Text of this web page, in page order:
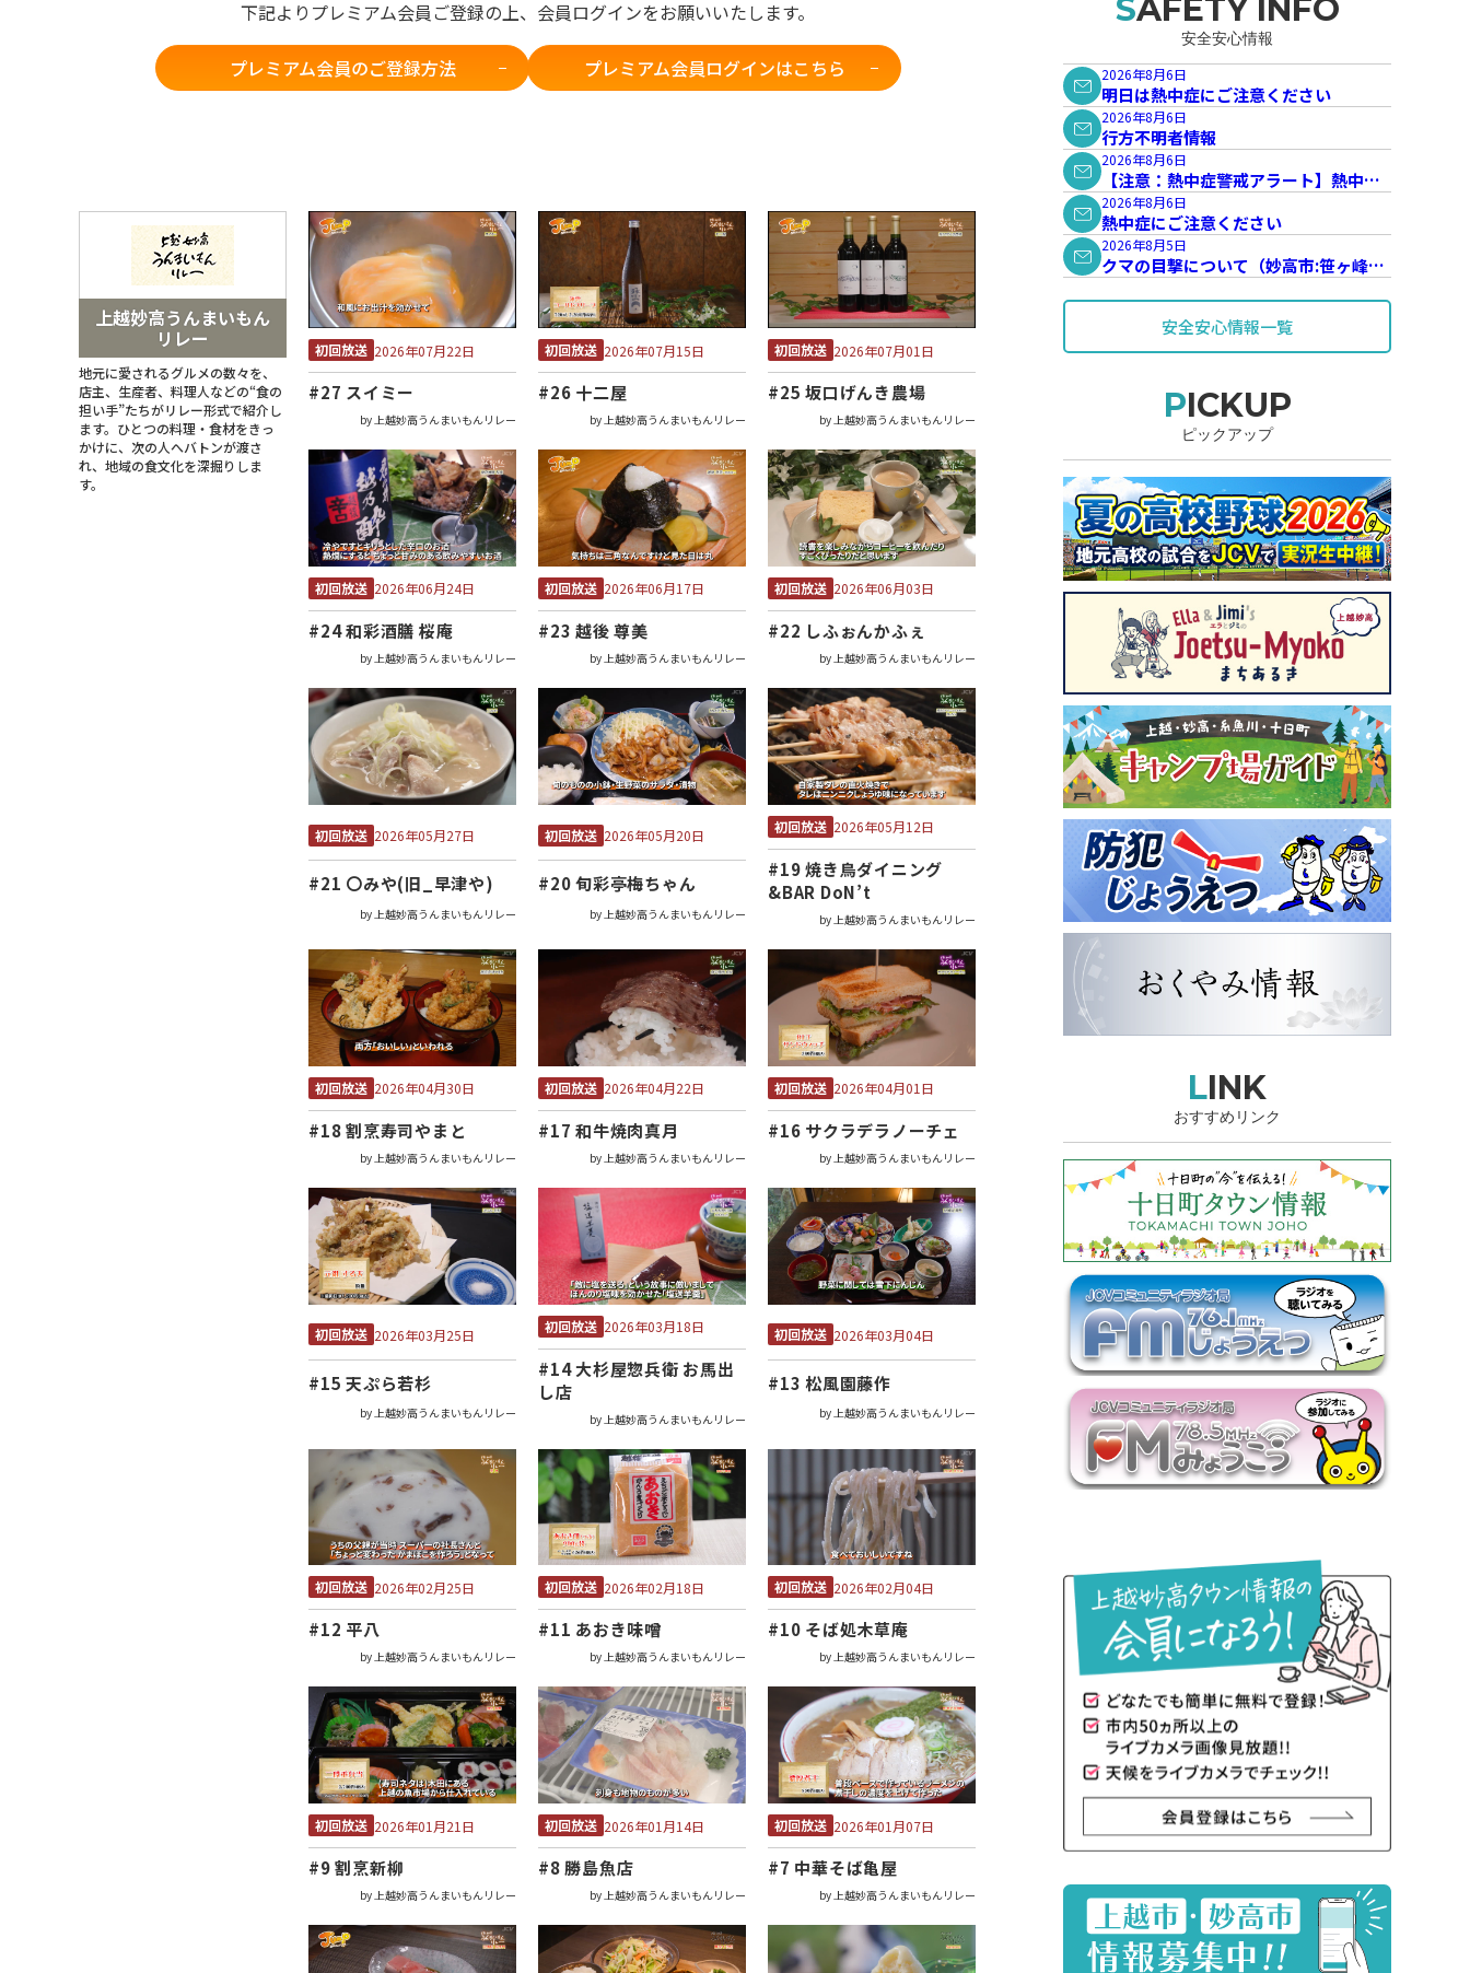
下記よりプレミアム会員ご登録の上、会員ログインをお願いいたします。
プレミアム会員のご登録方法 プレミアム会員ログインはこちら
上越妙高うんまいもん
リレー
地元に愛されるグルメの数々を、
店主、⽣産者、料理⼈などの“⾷の
担い⼿”たちがリレー形式で紹介し
ます。ひとつの料理・⾷材をきっ
かけに、次の⼈へバトンが渡さ
れ、地域の⾷⽂化を深掘りしま
す。
初回放送 2026年07月22日
#27 スイミー
by 上越妙高うんまいもんリレー
初回放送 2026年07月15日
#26 十二屋
by 上越妙高うんまいもんリレー
初回放送 2026年07月01日
#25 坂口げんき農場
by 上越妙高うんまいもんリレー
初回放送 2026年06月24日
#24 和彩酒膳 桜庵
by 上越妙高うんまいもんリレー
初回放送 2026年06月17日
#23 越後 尊美
by 上越妙高うんまいもんリレー
初回放送 2026年06月03日
#22 しふぉんかふぇ
by 上越妙高うんまいもんリレー
初回放送 2026年05月27日
#21 〇みや(旧_早津や)
by 上越妙高うんまいもんリレー
初回放送 2026年05月20日
#20 旬彩亭梅ちゃん
by 上越妙高うんまいもんリレー
初回放送 2026年05月12日
#19 焼き鳥ダイニング
&BAR DoN’t
by 上越妙高うんまいもんリレー
初回放送 2026年04月30日
#18 割烹寿司やまと
by 上越妙高うんまいもんリレー
初回放送 2026年04月22日
#17 和牛焼肉真月
by 上越妙高うんまいもんリレー
初回放送 2026年04月01日
#16 サクラデラノーチェ
by 上越妙高うんまいもんリレー
初回放送 2026年03月25日
#15 天ぷら若杉
by 上越妙高うんまいもんリレー
初回放送 2026年03月18日
#14 大杉屋惣兵衛 お馬出
し店
by 上越妙高うんまいもんリレー
初回放送 2026年03月04日
#13 松風園藤作
by 上越妙高うんまいもんリレー
初回放送 2026年02月25日
#12 平八
by 上越妙高うんまいもんリレー
初回放送 2026年02月18日
#11 あおき味噌
by 上越妙高うんまいもんリレー
初回放送 2026年02月04日
#10 そば処木草庵
by 上越妙高うんまいもんリレー
初回放送 2026年01月21日
#9 割烹新柳
by 上越妙高うんまいもんリレー
初回放送 2026年01月14日
#8 勝島魚店
by 上越妙高うんまいもんリレー
初回放送 2026年01月07日
#7 中華そば亀屋
by 上越妙高うんまいもんリレー
SAFETY INFO
安全安心情報
2026年8月6日
明日は熱中症にご注意ください
2026年8月6日
行方不明者情報
2026年8月6日
【注意：熱中症警戒アラート】熱中症
警戒アラートが発表されています。
2026年8月6日
熱中症にご注意ください
2026年8月5日
クマの目撃について（妙高市:笹ヶ峰地
安全安心情報一覧
PICKUP
ピックアップ
LINK
おすすめリンク